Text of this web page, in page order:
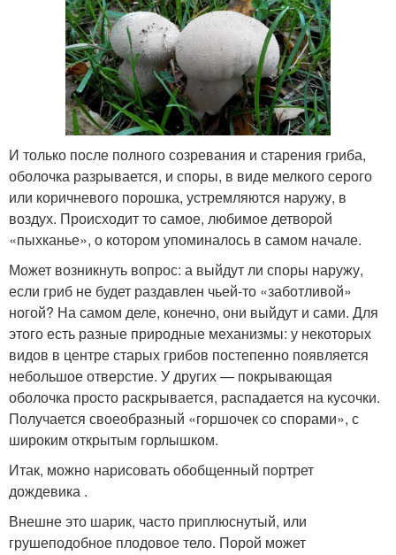
И только после полного созревания и старения гриба,
оболочка разрывается, и споры, в виде мелкого серого
или коричневого порошка, устремляются наружу, в
воздух. Происходит то самое, любимое детворой
«пыхканье», о котором упоминалось в самом начале.
Может возникнуть вопрос: а выйдут ли споры наружу,
если гриб не будет раздавлен чьей-то «заботливой»
ногой? На самом деле, конечно, они выйдут и сами. Для
этого есть разные природные механизмы: у некоторых
видов в центре старых грибов постепенно появляется
небольшое отверстие. У других — покрывающая
оболочка просто раскрывается, распадается на кусочки.
Получается своеобразный «горшочек со спорами», с
широким открытым горлышком.
Итак, можно нарисовать обобщенный портрет
дождевика .
Внешне это шарик, часто приплюснутый, или
грушеподобное плодовое тело. Порой может